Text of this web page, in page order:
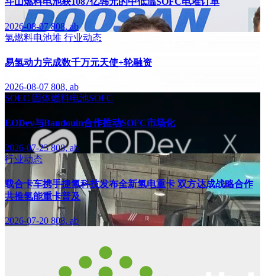
2026-08-07808, ab
氢燃料电池堆 行业动态
易氢动力完成数千万元天使+轮融资
2026-08-07 808, ab
SOEC 固体燃料电池SOFC
EODev与Baudouin合作推动SOFC市场化
2026-07-23808, ab
行业动态
载合卡车携手捷氢科技发布全新氢电重卡 双方达成战略合作
共推氢能重卡普及
2026-07-20 808, ab